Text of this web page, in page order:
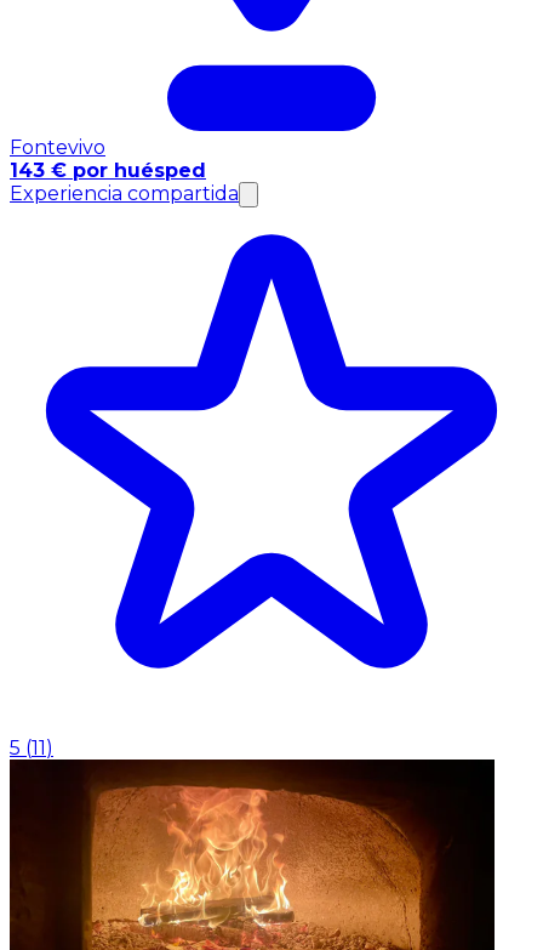
Fontevivo
143 € por huésped
Experiencia compartida
5 (11 )